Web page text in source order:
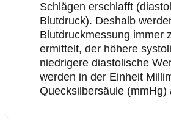
Schlägen erschlafft
Blutdruck). Deshalb
Blutdruckmessung immer
ermittelt, der höhere
niedrigere diastolische
werden in der Einheit
Quecksilbersäule (mmHg)